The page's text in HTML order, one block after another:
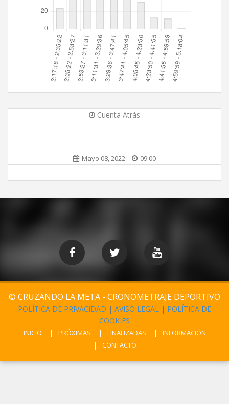
Cuenta Atrás
Mayo 08, 2022 09:00
© CRUZANDO LA META - CRONOMETRAJE DEPORTIVO
POLÍTICA DE PRIVACIDAD | AVISO LEGAL | POLÍTICA DE
COOKIES
INICIO PRÓXIMAS FINALIZADAS
INFORMACIÓN
CONTACTO